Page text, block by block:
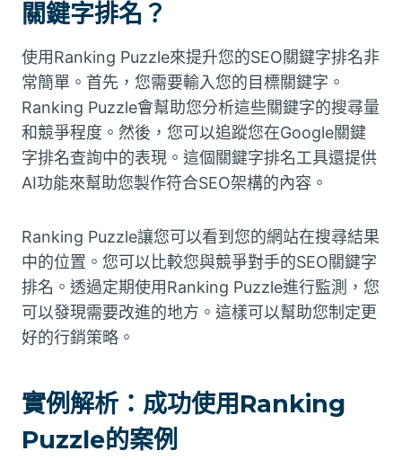
關鍵字排名？
使用Ranking Puzzle來提升您的SEO關鍵字排名非
常簡單。首先，您需要輸入您的目標關鍵字。
Ranking Puzzle會幫助您分析這些關鍵字的搜尋量
和競爭程度。然後，您可以追蹤您在Google關鍵
字排名查詢中的表現。這個關鍵字排名工具還提供
AI功能來幫助您製作符合SEO架構的內容。
Ranking Puzzle讓您可以看到您的網站在搜尋結果
中的位置。您可以比較您與競爭對手的SEO關鍵字
排名。透過定期使用Ranking Puzzle進行監測，您
可以發現需要改進的地方。這樣可以幫助您制定更
好的行銷策略。
實例解析：成功使用Ranking
Puzzle的案例